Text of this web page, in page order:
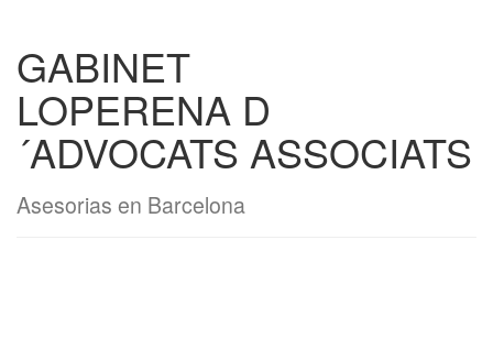
GABINET
LOPERENA D
´ADVOCATS ASSOCIATS
Asesorias en Barcelona